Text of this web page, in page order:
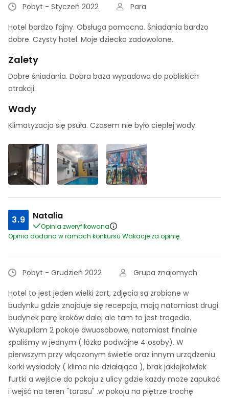
Pobyt - Styczeń 2022
Para
Hotel bardzo fajny. Obsługa pomocna. Śniadania bardzo
dobre. Czysty hotel. Moje dziecko zadowolone.
Zalety
Dobre śniadania. Dobra baza wypadowa do pobliskich
atrakcji.
Wady
Klimatyzacja się psuła. Czasem nie było ciepłej wody.
3.9 Natalia
Opinia zweryfikowana
Opinia dodana w ramach konkursu Wakacje za opinię.
Pobyt - Grudzień 2022
Grupa znajomych
Hotel to jest jeden wielki żart, zdjęcia są zrobione w
budynku gdzie znajduje się recepcja, mają natomiast drugi
budynek parę kroków dalej ale tam to jest tragedia.
Wykupiłam 2 pokoje dwuosobowe, natomiast finalnie
spaliśmy w jednym ( łóżko podwójne 4 osoby). W
pierwszym przy włączonym świetle oraz innym urządzeniu
korki wysiadały ( klima nie działająca ), brak jakiejkolwiek
furtki a wejście do pokoju z ulicy gdzie każdy może zapukać
i wejść na teren "tarasu" .w pokoju na piętrze trochę